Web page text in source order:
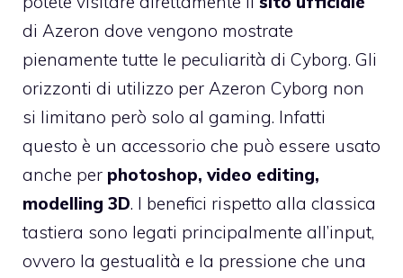
di Azeron dove vengono mostrate
pienamente tutte le peculiarità di Cyborg. Gli
orizzonti di utilizzo per Azeron Cyborg non
si limitano però solo al gaming. Infatti
questo è un accessorio che può essere usato
anche per photoshop, video editing,
modelling 3D. I benefici rispetto alla classica
tastiera sono legati principalmente all’input,
ovvero la gestualità e la pressione che una